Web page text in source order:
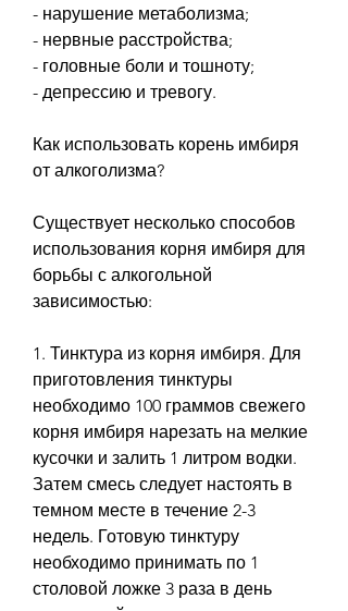
- нарушение метаболизма;
- нервные расстройства;
- головные боли и тошноту;
- депрессию и тревогу.
Как использовать корень имбиря
от алкоголизма?
Существует несколько способов
использования корня имбиря для
борьбы с алкогольной
зависимостью:
1. Тинктура из корня имбиря. Для
приготовления тинктуры
необходимо 100 граммов свежего
корня имбиря нарезать на мелкие
кусочки и залить 1 литром водки.
Затем смесь следует настоять в
темном месте в течение 2-3
недель. Готовую тинктуру
необходимо принимать по 1
столовой ложке 3 раза в день